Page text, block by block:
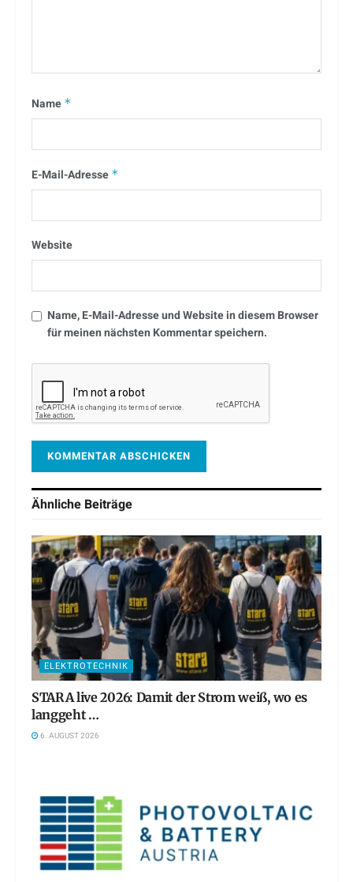
Name *
E-Mail-Adresse *
Website
Name, E-Mail-Adresse und Website in diesem Browser
für meinen nächsten Kommentar speichern.
Ähnliche Beiträge
ELEKTROTECHNIK
STARA live 2026: Damit der Strom weiß, wo es
langgeht …
6. AUGUST 2026